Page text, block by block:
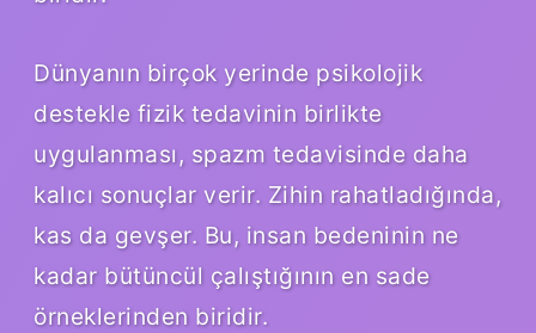
Dünyanın birçok yerinde psikolojik
destekle fizik tedavinin birlikte
uygulanması, spazm tedavisinde daha
kalıcı sonuçlar verir. Zihin rahatladığında,
kas da gevşer. Bu, insan bedeninin ne
kadar bütüncül çalıştığının en sade
örneklerinden biridir.